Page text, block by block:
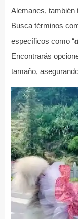
Alemanes, también
Busca términos
específicos como “
Encontrarás
tamaño,